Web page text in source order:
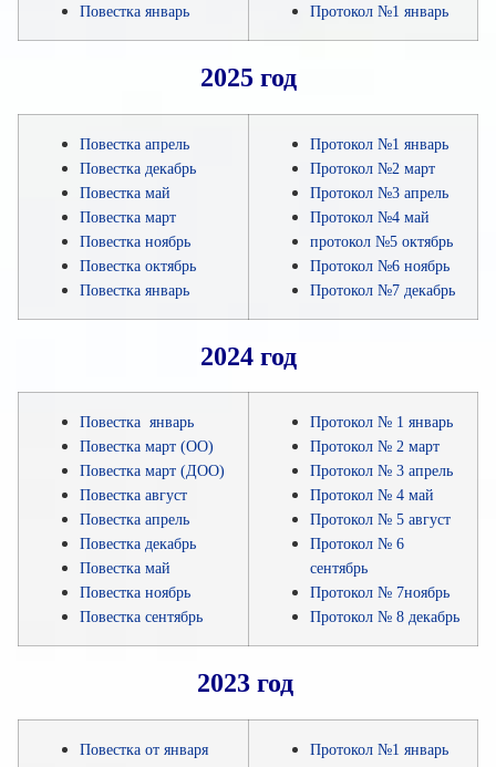
Повестка январь Протокол №1 январь
2025 год
Повестка апрель
Повестка декабрь
Повестка май
Повестка март
Повестка ноябрь
Повестка октябрь
Повестка январь
Протокол №1 январь
Протокол №2 март
Протокол №3 апрель
Протокол №4 май
протокол №5 октябрь
Протокол №6 ноябрь
Протокол №7 декабрь
2024 год
Повестка январь
Повестка март (ОО)
Повестка март (ДОО)
Повестка август
Повестка апрель
Повестка декабрь
Повестка май
Повестка ноябрь
Повестка сентябрь
Протокол № 1 январь
Протокол № 2 март
Протокол № 3 апрель
Протокол № 4 май
Протокол № 5 август
Протокол № 6
сентябрь
Протокол № 7ноябрь
Протокол № 8 декабрь
2023 год
Повестка от января
Протокол №1 январь